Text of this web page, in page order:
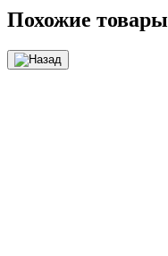
Похожие товары